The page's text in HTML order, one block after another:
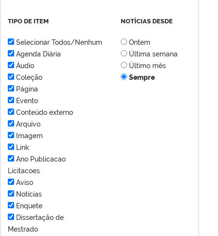
TIPO DE ITEM
Selecionar Todos/Nenhum
Agenda Diária
Áudio
Coleção
Página
Evento
Conteúdo externo
Arquivo
Imagem
Link
Ano Publicacao
Licitacoes
Aviso
Notícias
Enquete
Dissertação de
Mestrado
NOTÍCIAS DESDE
Ontem
Última semana
Último mês
Sempre